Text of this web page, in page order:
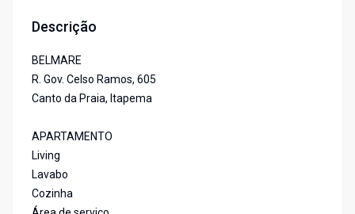
Descrição
BELMARE
R. Gov. Celso Ramos, 605
Canto da Praia, Itapema
APARTAMENTO
Living
Lavabo
Cozinha